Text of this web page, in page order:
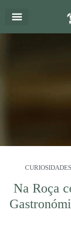
content
CURIOSIDADES
Na Roça